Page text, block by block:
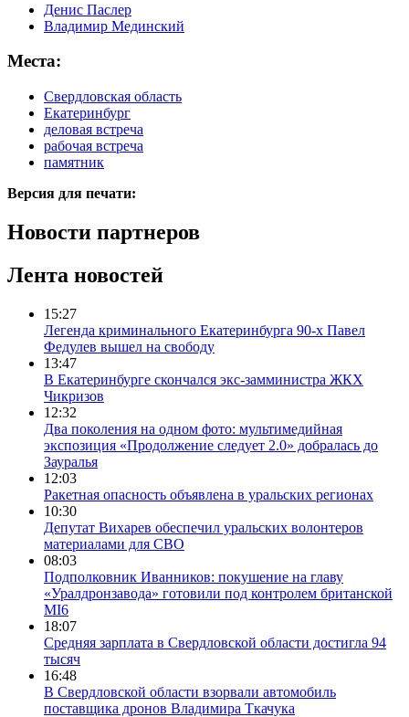
Денис Паслер
Владимир Мединский
Места:
Свердловская область
Екатеринбург
деловая встреча
рабочая встреча
памятник
Версия для печати:
Новости партнеров
Лента новостей
15:27
Легенда криминального Екатеринбурга 90-х Павел
Федулев вышел на свободу
13:47
В Екатеринбурге скончался экс-замминистра ЖКХ
Чикризов
12:32
Два поколения на одном фото: мультимедийная
экспозиция «Продолжение следует 2.0» добралась до
Зауралья
12:03
Ракетная опасность объявлена в уральских регионах
10:30
Депутат Вихарев обеспечил уральских волонтеров
материалами для СВО
08:03
Подполковник Иванников: покушение на главу
«Уралдронзавода» готовили под контролем британской
MI6
18:07
Средняя зарплата в Свердловской области достигла 94
тысяч
16:48
В Свердловской области взорвали автомобиль
поставщика дронов Владимира Ткачука